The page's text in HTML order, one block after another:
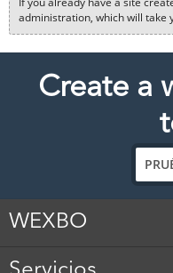
administration, which will take
Create a
WEXBO